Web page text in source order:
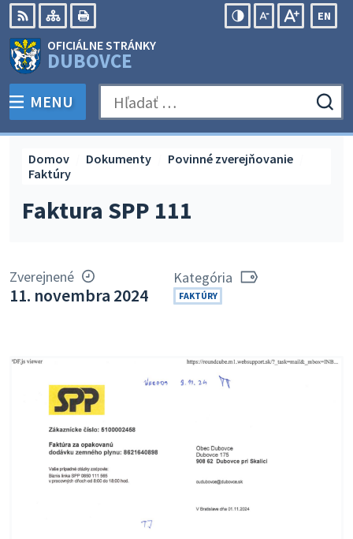
Preskočiť
na
obsah
RSS Mapa
EN
OFICIÁLNE STRÁNKY
DUBOVCE
PREPNÚŤ
MENU Hľadať:
Faktura SPP 111
Domov Dokumenty
Povinné zverejňovanie
Faktúry
Zverejnené
11. novembra 2024
Kategória
FAKTÚRY